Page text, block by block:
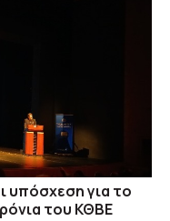
υπόσχεση για το
του ΚΘΒΕ